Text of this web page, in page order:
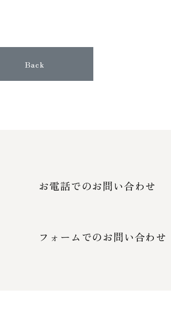
Back
お電話でのお問い合わせ
フォームでのお問い合わせ